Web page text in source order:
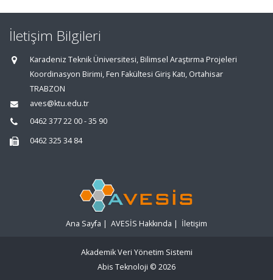
İletişim Bilgileri
Karadeniz Teknik Üniversitesi, Bilimsel Araştırma Projeleri
Koordinasyon Birimi, Fen Fakültesi Giriş Katı, Ortahisar
TRABZON
aves@ktu.edu.tr
0462 377 22 00 - 35 90
0462 325 34 84
Ana Sayfa | AVESİS Hakkında | İletişim
Akademik Veri Yönetim Sistemi
Abis Teknoloji © 2026